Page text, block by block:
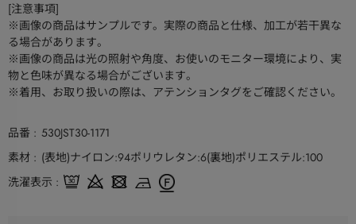
[注意事項]
※画像の商品はサンプルです。実際の商品と仕様、加工が若干異な
る場合があります。
※画像の商品は光の照射や角度、お使いのモニター環境により、実
物と色味が異なる場合がございます。
※着用、お取り扱いの際は、アテンションタグをご確認ください。
品番
530JST30-1171
素材
(表地)ナイロン:94ポリウレタン:6(裏地)ポリエステル:100
洗濯表示